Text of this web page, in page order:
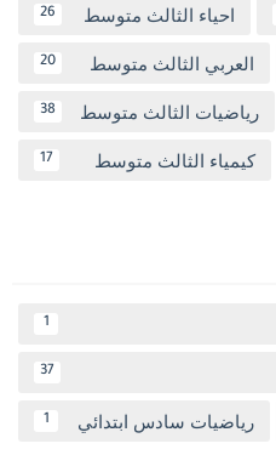
احياء الثالث متوسط 26
العربي الثالث متوسط 20
رياضيات الثالث متوسط 38
كيمياء الثالث متوسط 17
1
37
رياضيات سادس ابتدائي 1